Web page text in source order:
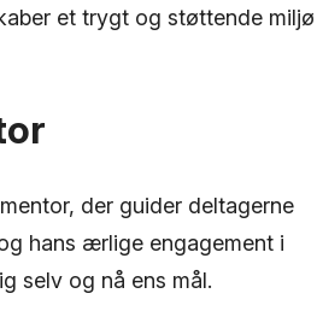
et trygt og støttende miljø
der guider deltagerne
hans ærlige engagement i
selv og nå ens mål.